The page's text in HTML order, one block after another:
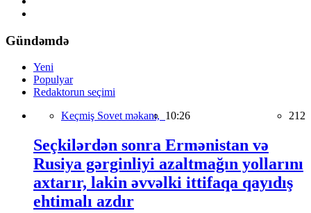
Gündəmdə
Yeni
Populyar
Redaktorun seçimi
Keçmiş Sovet məkanı, 10:26 212
Seçkilərdən sonra Ermənistan və
Rusiya gərginliyi azaltmağın yollarını
axtarır, lakin əvvəlki ittifaqa qayıdış
ehtimalı azdır